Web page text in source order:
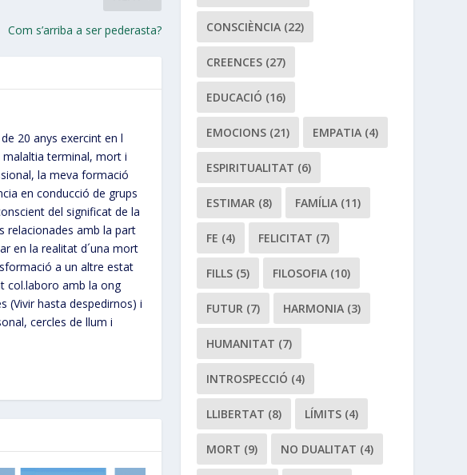
Com s’arriba a ser pederasta?
20 anys exercint en l
malaltia terminal, mort i
la meva formació
en conducció de grups
del significat de la
relacionades amb la part
en la realitat d´una mort
a un altre estat
col.laboro amb la ong
(Vivir hasta despedirnos) i
cercles de llum i
CONSCIÈNCIA (22)
CREENCES (27)
EDUCACIÓ (16)
EMOCIONS (21) EMPATIA (4)
ESPIRITUALITAT (6)
ESTIMAR (8) FAMÍLIA (11)
FE (4) FELICITAT (7)
FILLS (5) FILOSOFIA (10)
FUTUR (7) HARMONIA (3)
HUMANITAT (7)
INTROSPECCIÓ (4)
LLIBERTAT (8) LÍMITS (4)
MORT (9) NO DUALITAT (4)